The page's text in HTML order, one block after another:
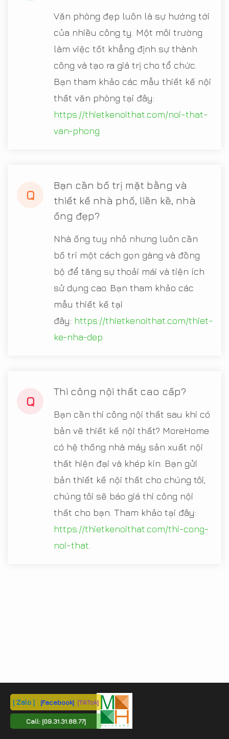
Văn phòng đẹp luôn là sự hướng tới
của nhiều công ty. Một môi trường
làm việc tốt khẳng định sự thành
công và tạo ra giá trị cho tổ chức.
Bạn tham khảo các mẫu thiết kế nội
thất văn phòng tại đây:
https://thietkenoithat.com/noi-that-
van-phong
Q
Bạn cần bố trị mặt bằng và
thiết kế nhà phố, liền kề, nhà
ống đẹp?
Nhà ống tuy nhỏ nhưng luôn cần
bố trí một cách gọn gàng và đồng
bộ để tăng sự thoải mái và tiện ích
sử dụng cao. Bạn tham khảo các
mẫu thiết kế tại
đây: https://thietkenoithat.com/thiet-
ke-nha-dep
Q
Thi công nội thất cao cấp?
Bạn cần thi công nội thất sau khi có
bản vẽ thiết kế nội thất? MoreHome
có hệ thống nhà máy sản xuất nội
thất hiện đại và khép kín. Bạn gửi
bản thiết kế nội thất cho chúng tôi,
chúng tôi sẽ báo giá thi công nội
thất cho bạn. Tham khảo tại đây:
https://thietkenoithat.com/thi-cong-
noi-that
[ Zalo ] [Facebook] [TikTok]
Call: [09.31.31.88.77]